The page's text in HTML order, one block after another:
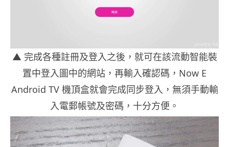
▲ 完成各種註冊及登入之後，就可在該流動智能裝
置中登入圖中的網站，再輸入確認碼，Now E
Android TV 機頂盒就會完成同步登入，無須手動輸
入電郵帳號及密碼，十分方便。